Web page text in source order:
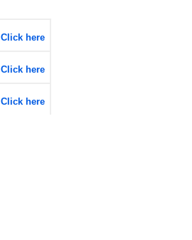
Click here
Click here
Click here